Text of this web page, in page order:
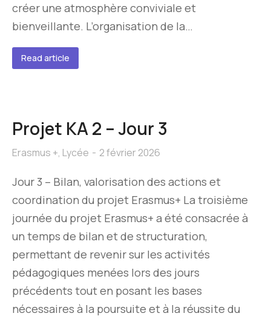
créer une atmosphère conviviale et
bienveillante. L’organisation de la…
Read article
Projet KA 2 – Jour 3
Erasmus +, Lycée 2 février 2026
Jour 3 – Bilan, valorisation des actions et
coordination du projet Erasmus+ La troisième
journée du projet Erasmus+ a été consacrée à
un temps de bilan et de structuration,
permettant de revenir sur les activités
pédagogiques menées lors des jours
précédents tout en posant les bases
nécessaires à la poursuite et à la réussite du